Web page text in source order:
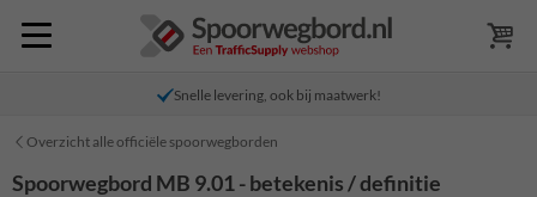
Snelle levering, ook bij maatwerk!
Overzicht alle officiële spoorwegborden
Spoorwegbord MB 9.01 - betekenis / definitie